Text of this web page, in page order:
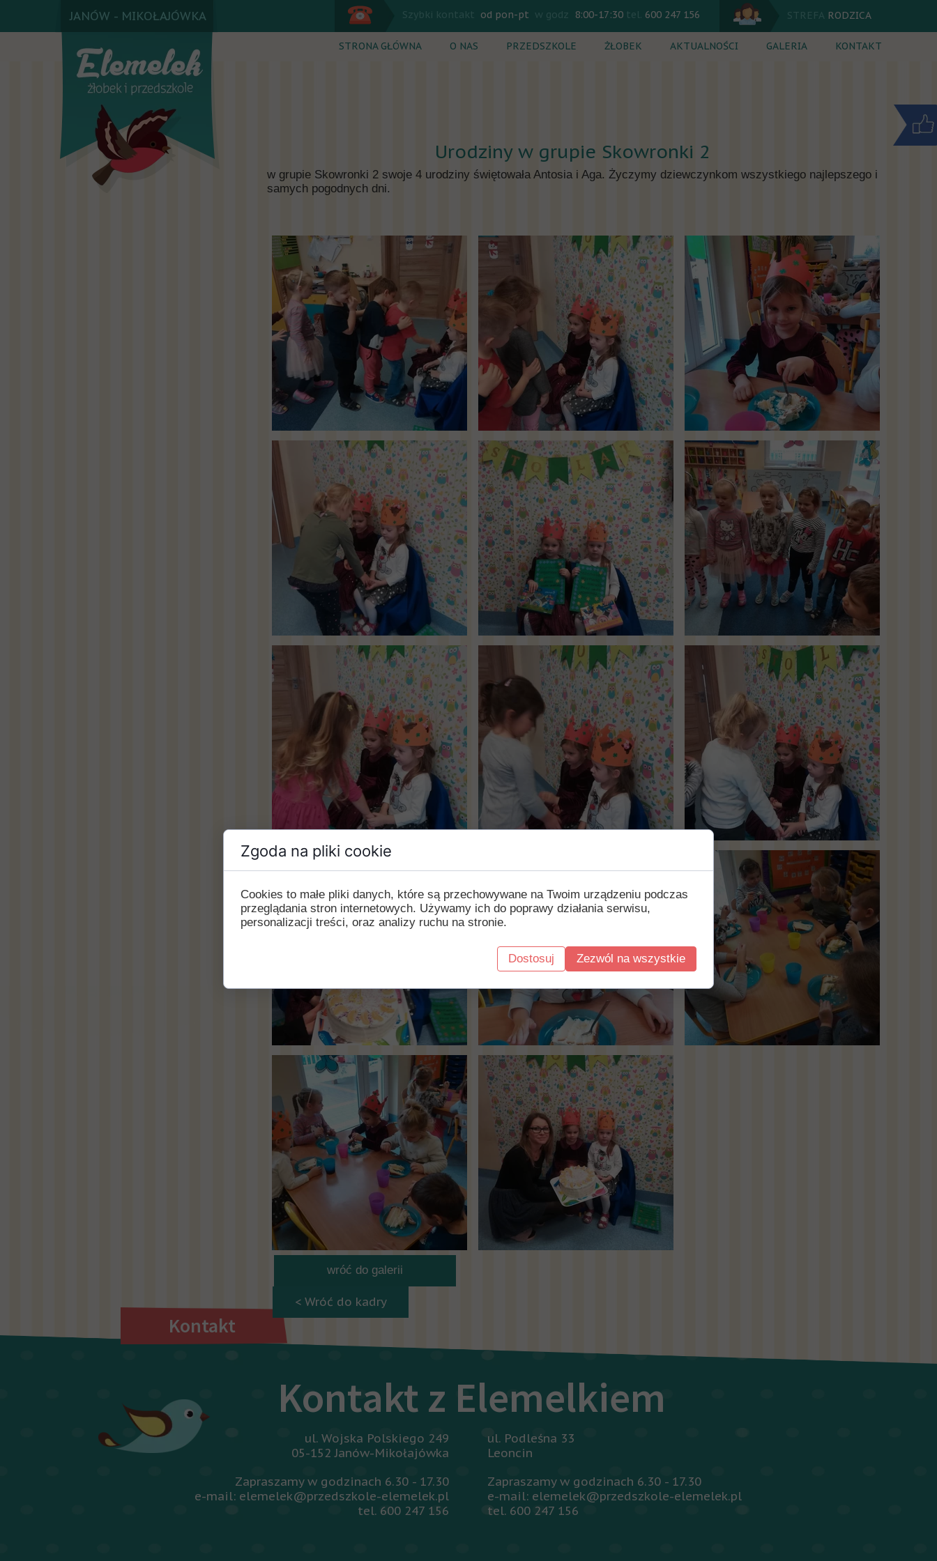
< Wróć do kadry
Kontakt
ul. Podleśna 33
Leoncin
Zapraszamy w godzinach 6.30 - 17.30
e-mail: elemelek@przedszkole-elemelek.pl
tel. 600 247 156
ul. Wojska Polskiego 249
05-152 Janów-Mikołajówka
Zapraszamy w godzinach 6.30 - 17.30
e-mail: elemelek@przedszkole-elemelek.pl
tel. 600 247 156
Kontakt z Elemelkiem
JANÓW - MIKOŁAJÓWKA STREFA RODZICA
STRONA GŁÓWNA O NAS PRZEDSZKOLE
Cennik
ŻŁOBEK
Cennik
AKTUALNOŚCI GALERIA KONTAKT
Szybki kontakt od pon-pt w godz 8:00-17:30 tel. 600 247 156
w grupie Skowronki 2 swoje 4 urodziny świętowała Antosia i Aga. Życzymy dziewczynkom wszystkiego najlepszego i
samych pogodnych dni.
Urodziny w grupie Skowronki 2
wróć do galerii
Zgoda na pliki cookie
Cookies to małe pliki danych, które są przechowywane na Twoim urządzeniu podczas
przeglądania stron internetowych. Używamy ich do poprawy działania serwisu,
personalizacji treści, oraz analizy ruchu na stronie.
Dostosuj Zezwól na wszystkie